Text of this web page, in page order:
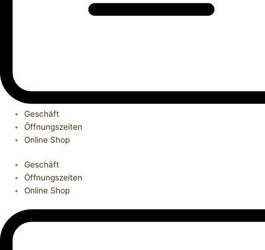
Geschäft
Öffnungszeiten
Online Shop
Geschäft
Öffnungszeiten
Online Shop